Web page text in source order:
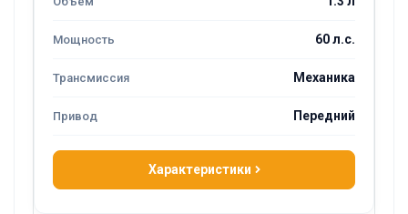
60 л.с.
Механика
Передний
Характеристики